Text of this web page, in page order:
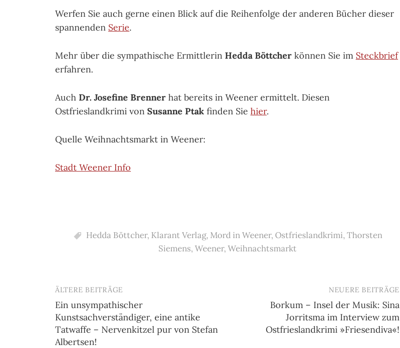
Werfen Sie auch gerne einen Blick auf die Reihenfolge der anderen Bücher dieser
spannenden Serie.
Mehr über die sympathische Ermittlerin Hedda Böttcher können Sie im Steckbrief
erfahren.
Auch Dr. Josefine Brenner hat bereits in Weener ermittelt. Diesen
Ostfrieslandkrimi von Susanne Ptak finden Sie hier.
Quelle Weihnachtsmarkt in Weener:
Stadt Weener Info
Hedda Böttcher, Klarant Verlag, Mord in Weener, Ostfrieslandkrimi, Thorsten
Siemens, Weener, Weihnachtsmarkt
Beitragsnavigation
ÄLTERE BEITRÄGE
Ein unsympathischer
Kunstsachverständiger, eine antike
Tatwaffe – Nervenkitzel pur von Stefan
Albertsen!
NEUERE BEITRÄGE
Borkum – Insel der Musik: Sina
Jorritsma im Interview zum
Ostfrieslandkrimi »Friesendiva«!